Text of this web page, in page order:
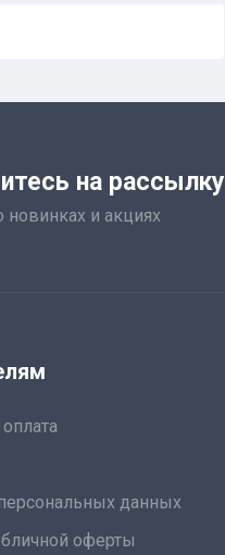
на рассылку
новинках и акциях
данных
оферты